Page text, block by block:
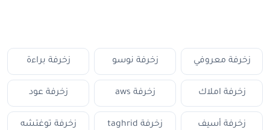
زخرفة معروفي زخرفة نوسو زخرفة براءة
زخرفة املاك زخرفة aws زخرفة عود
زخرفة أسيف زخرفة taghrid زخرفة توغتشه